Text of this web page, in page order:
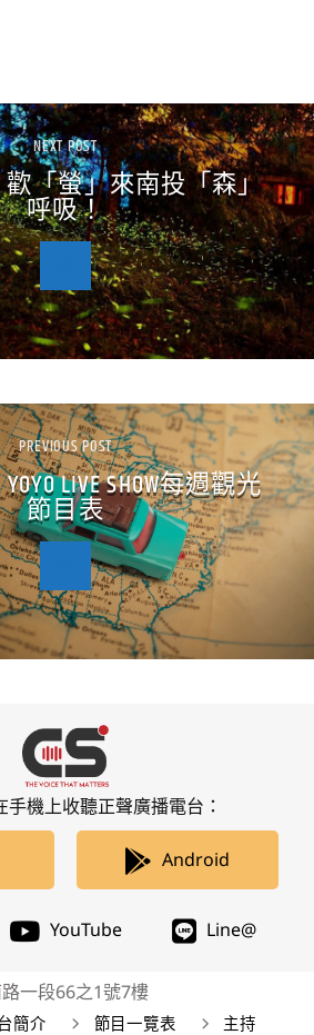
NEXT POST
「螢」來南投「森」
呼吸！
PREVIOUS POST
LIVE SHOW每週觀光
節目表
手機上收聽正聲廣播電台：
Android
YouTube Line@
一段66之1號7樓
簡介 節目一覽表 主持